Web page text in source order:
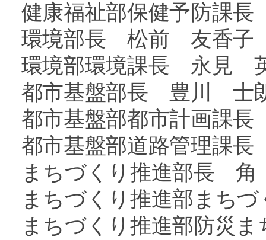
健康福祉部保健予防課
環境部長 松前 友香子
環境部環境課長 永見
都市基盤部長 豊川 士
都市基盤部都市計画課
都市基盤部道路管理課
まちづくり推進部長
まちづくり推進部まち
まちづくり推進部防災